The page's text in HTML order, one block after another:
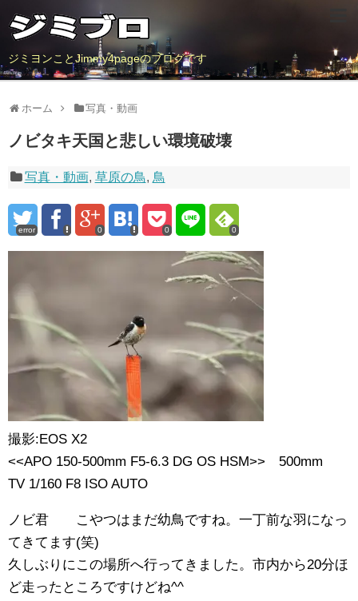
ジミヨンことJimmy4pageのブログです
ホーム 写真・動画
ノビタキ天国と悲しい環境破壊
写真・動画, 草原の鳥, 鳥
error 0 0 0
撮影:EOS X2
<<APO 150-500mm F5-6.3 DG OS HSM>> 500mm
TV 1/160 F8 ISO AUTO
ノビ君 こやつはまだ幼鳥ですね。一丁前な羽になっ
てきてます(笑)
久しぶりにこの場所へ行ってきました。市内から20分ほ
ど走ったところですけどね^^